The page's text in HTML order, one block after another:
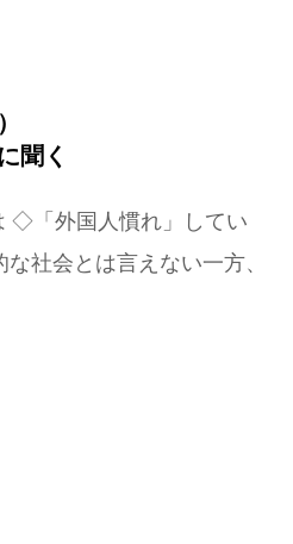
聞く
◇「外国人慣れ」してい
社会とは言えない一方、